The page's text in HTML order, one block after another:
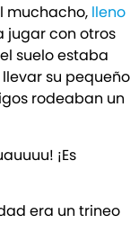
muchacho, lleno
jugar con otros
suelo estaba
su pequeño
rodeaban un
¡Es
era un trineo